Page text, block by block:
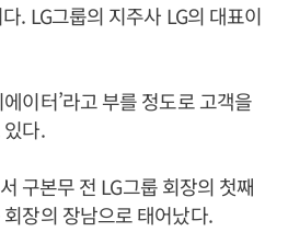
. LG그룹의 지주사 LG의 대표이
이터’라고 부를 정도로 고객을
다.
구본무 전 LG그룹 회장의 첫째
장의 장남으로 태어났다.